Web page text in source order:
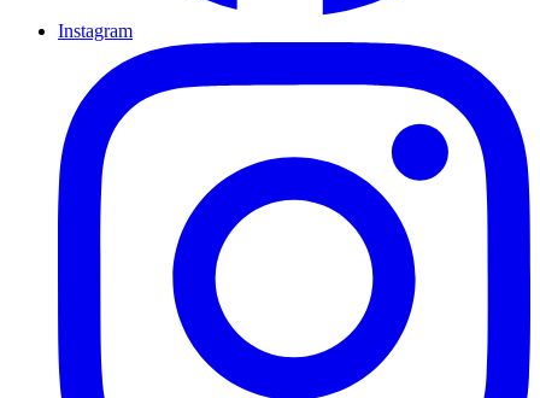
Instagram